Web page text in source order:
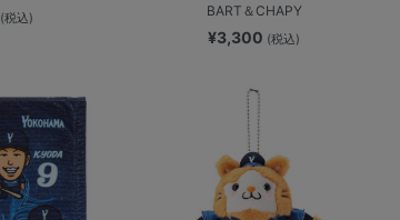
(税込)
BART＆CHAPY
¥3,300 (税込)